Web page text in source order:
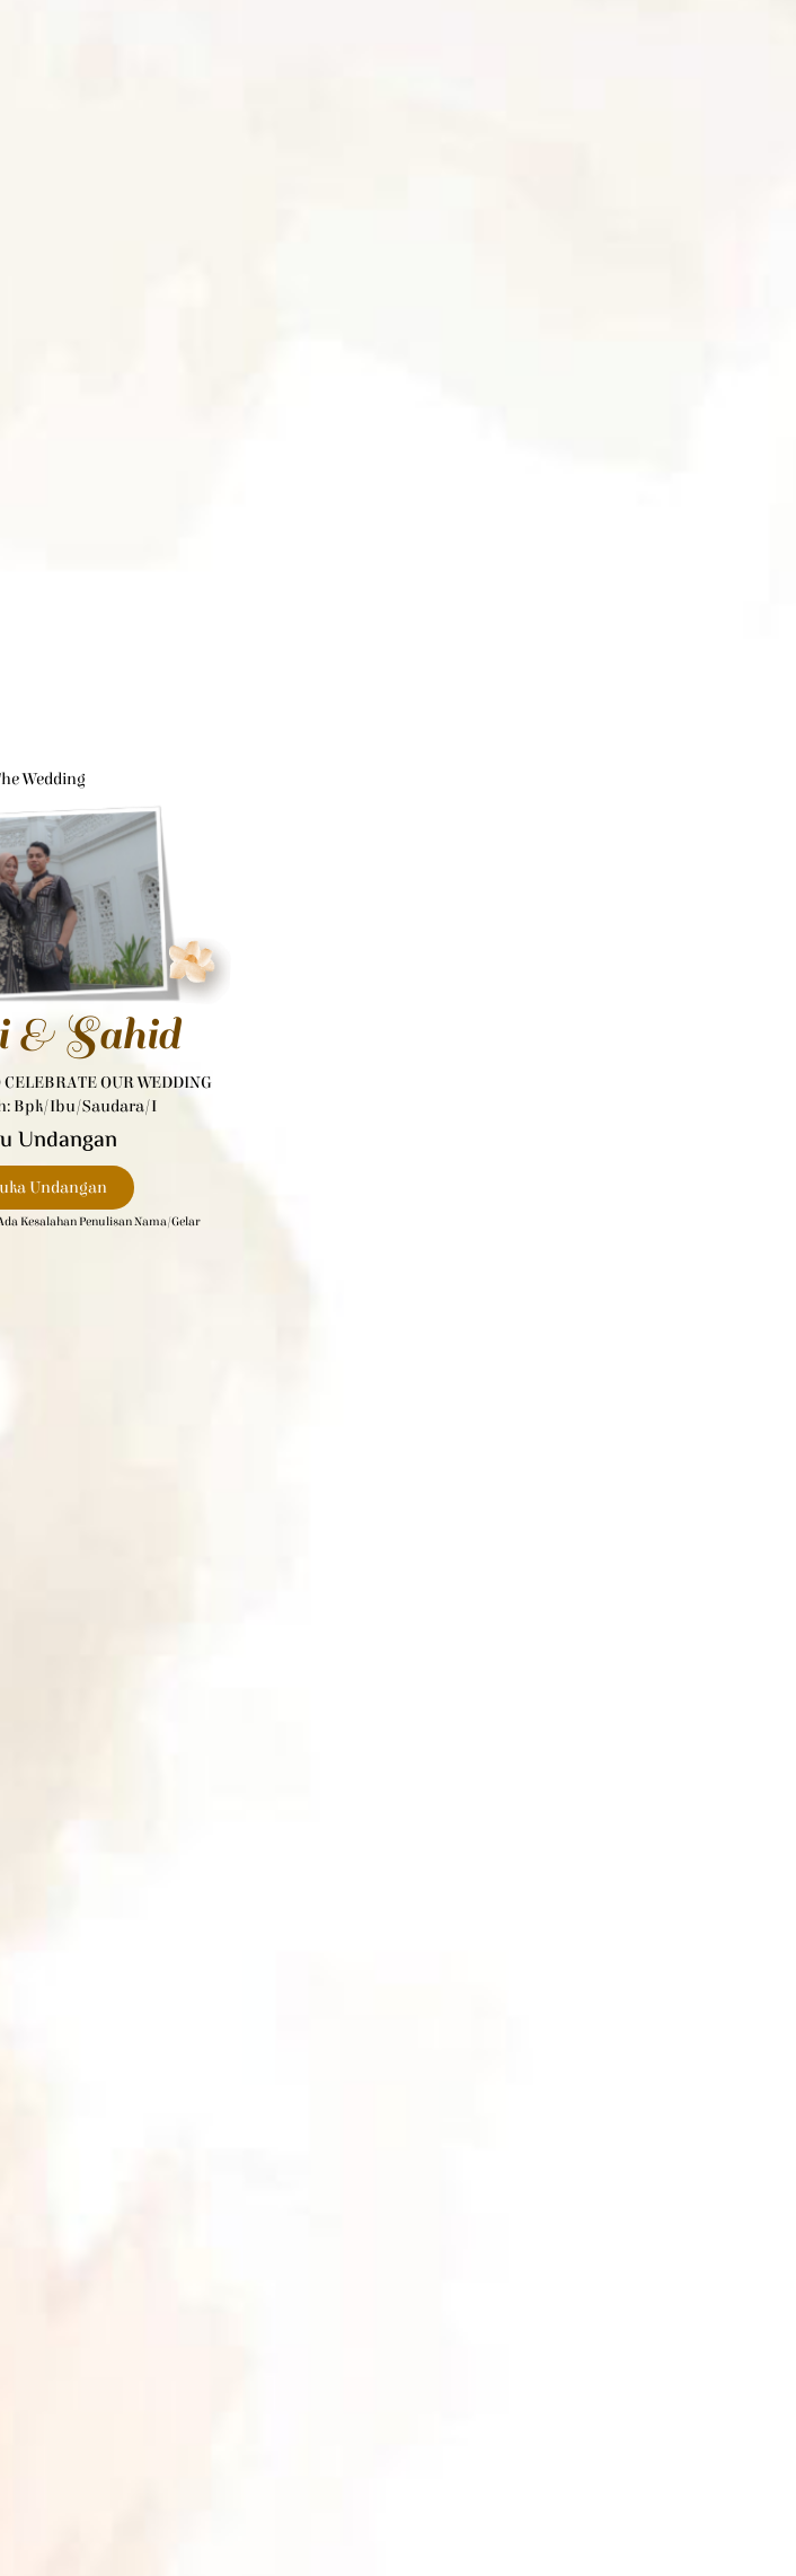
Wedding
& Sahid
CELEBRATE OUR WEDDING
Bpk/Ibu/Saudara/i
Undangan
Undangan
Kesalahan Penulisan Nama/gelar